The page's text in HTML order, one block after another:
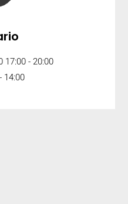
17:00 - 20:00
14:00